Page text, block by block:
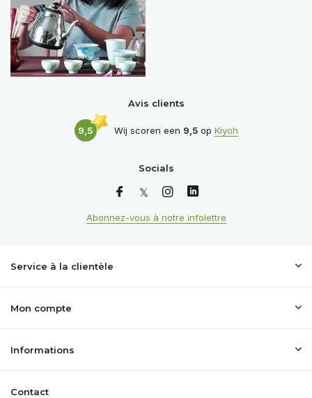
Avis clients
9,5 Wij scoren een 9,5op Kiyoh
Socials
Abonnez-vous à notre infolettre
Service à la clientèle
Mon compte
Informations
Contact